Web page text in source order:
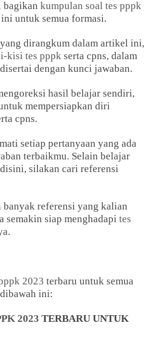
bagikankumpulan soal tes pppk
untuk semua formasi.
dirangkum dalam artikel ini,
kisi tes pppk serta cpns, dalam
dengan kunci jawaban.
hasil belajar sendiri,
mempersiapkan diri
cpns.
setiap pertanyaan yang ada
terbaikmu. Selain belajar
silakan cari referensi
banyak referensi yang kalian
semakin siap menghadapites
2023 terbaru untuk semua
ini:
2023 TERBARU UNTUK